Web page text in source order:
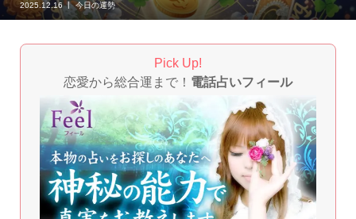
2025.12.16 今日の運勢
Pick Up!
恋愛から総合運まで！ 電話占いフィール